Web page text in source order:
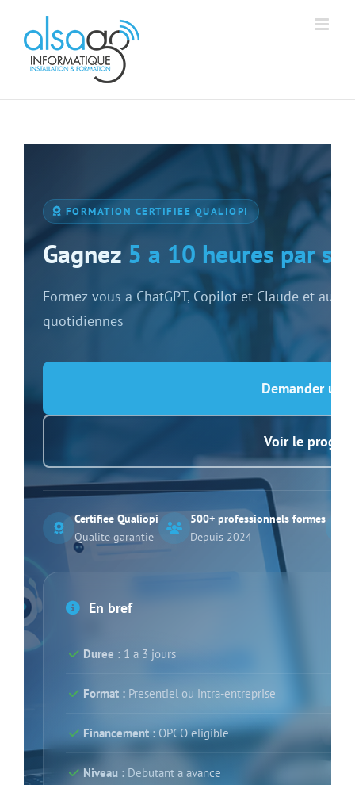
contenu
FORMATION CERTIFIEE QUALIOPI
Gagnez 5 a 10 heures par
Formez-vous a ChatGPT, Copilot et Claude et
quotidiennes
Demander un
Voir le
Certifiee Qualiopi
Qualite garantie
500+ professionnels formes
Depuis 2024
En bref
Duree :1 a 3 jours
Format :Presentiel ou intra-entreprise
Financement :OPCO eligible
Niveau :Debutant a avance